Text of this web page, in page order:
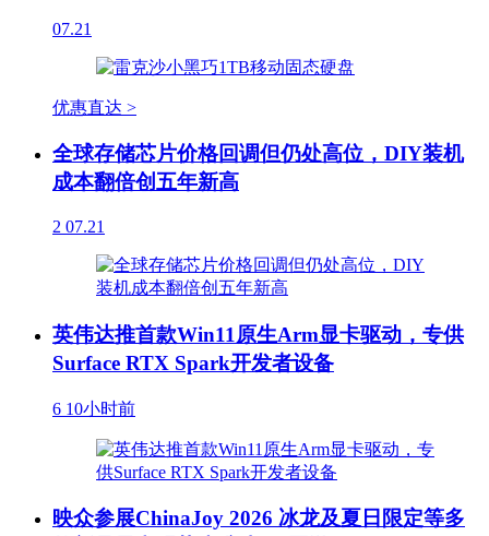
07.21
优惠直达 >
全球存储芯片价格回调但仍处高位，DIY装机
成本翻倍创五年新高
2 07.21
英伟达推首款Win11原生Arm显卡驱动，专供
Surface RTX Spark开发者设备
6 10小时前
映众参展ChinaJoy 2026 冰龙及夏日限定等多